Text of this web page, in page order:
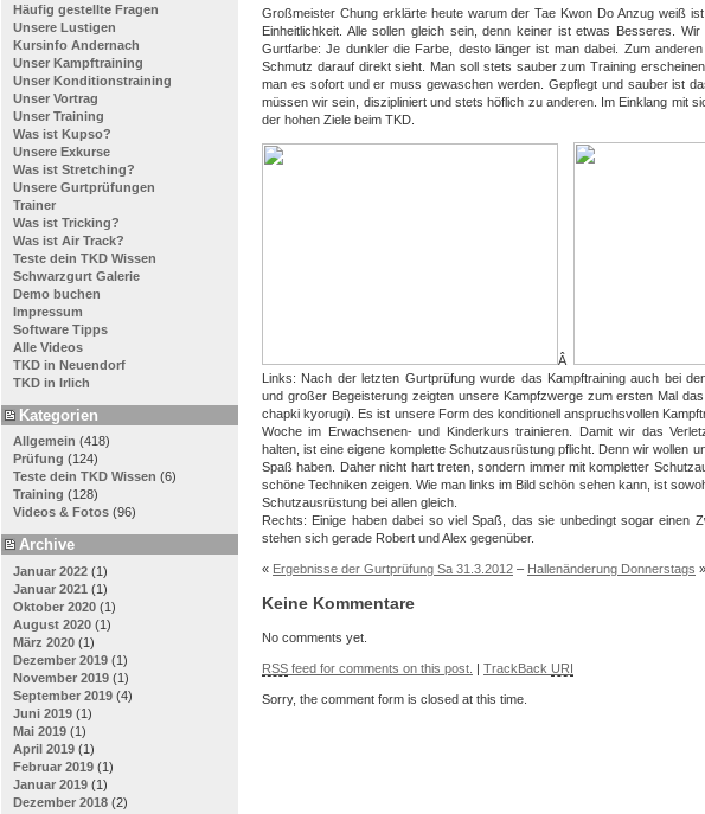
Häufig gestellte Fragen
Unsere Lustigen
Kursinfo Andernach
Unser Kampftraining
Unser Konditionstraining
Unser Vortrag
Unser Training
Was ist Kupso?
Unsere Exkurse
Was ist Stretching?
Unsere Gurtprüfungen
Trainer
Was ist Tricking?
Was ist Air Track?
Teste dein TKD Wissen
Schwarzgurt Galerie
Demo buchen
Impressum
Software Tipps
Alle Videos
TKD in Neuendorf
TKD in Irlich
Kategorien
Allgemein (418)
Prüfung (124)
Teste dein TKD Wissen (6)
Training (128)
Videos & Fotos (96)
Archive
Januar 2022 (1)
Januar 2021 (1)
Oktober 2020 (1)
August 2020 (1)
März 2020 (1)
Dezember 2019 (1)
November 2019 (1)
September 2019 (4)
Juni 2019 (1)
Mai 2019 (1)
April 2019 (1)
Februar 2019 (1)
Januar 2019 (1)
Dezember 2018 (2)
Großmeister Chung erklärte heute warum der Tae Kwon Do Anzug weiß
Einheitlichkeit. Alle sollen gleich sein, denn keiner ist etwas Besseres.
Gurtfarbe: Je dunkler die Farbe, desto länger ist man dabei. Zum
Schmutz darauf direkt sieht. Man soll stets sauber zum Training
man es sofort und er muss gewaschen werden. Gepflegt und sauber ist
müssen wir sein, diszipliniert und stets höflich zu anderen. Im Einklang mit
der hohen Ziele beim TKD.
Â
Links: Nach der letzten Gurtprüfung wurde das Kampftraining auch bei
und großer Begeisterung zeigten unsere Kampfzwerge zum ersten Mal
chapki kyorugi). Es ist unsere Form des konditionell anspruchsvollen
Woche im Erwachsenen- und Kinderkurs trainieren. Damit wir das
halten, ist eine eigene komplette Schutzausrüstung pflicht. Denn wir wollen
Spaß haben. Daher nicht hart treten, sondern immer mit kompletter
schöne Techniken zeigen. Wie man links im Bild schön sehen kann, ist
Schutzausrüstung bei allen gleich.
Rechts: Einige haben dabei so viel Spaß, das sie unbedingt sogar einen
stehen sich gerade Robert und Alex gegenüber.
« Ergebnisse der Gurtprüfung Sa 31.3.2012 – Hallenänderung Donnerstags »
Keine Kommentare
No comments yet.
RSS feed for comments on this post. TrackBack URI
Sorry, the comment form is closed at this time.